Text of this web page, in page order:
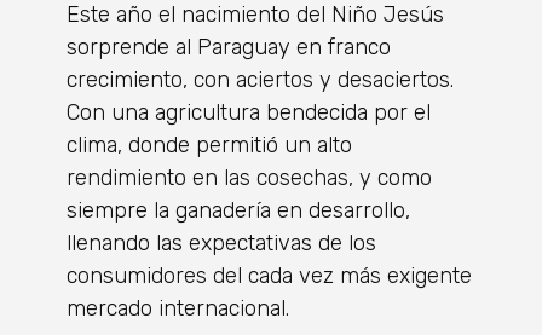
Este año el nacimiento del Niño Jesús
sorprende al Paraguay en franco
crecimiento, con aciertos y desaciertos.
Con una agricultura bendecida por el
clima, donde permitió un alto
rendimiento en las cosechas, y como
siempre la ganadería en desarrollo,
llenando las expectativas de los
consumidores del cada vez más exigente
mercado internacional.